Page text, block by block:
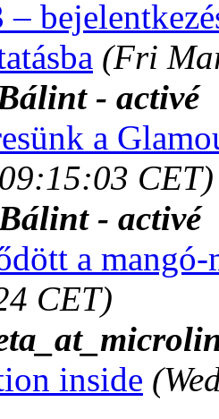
–
(Fri
- activé
a
CET)
- activé
a
CET)
inside